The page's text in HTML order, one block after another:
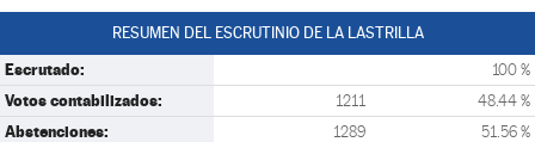
RESUMEN DEL ESCRUTINIO DE LA LASTRILLA
Escrutado: 100 %
Votos contabilizados: 1211 48.44 %
Abstenciones: 1289 51.56 %